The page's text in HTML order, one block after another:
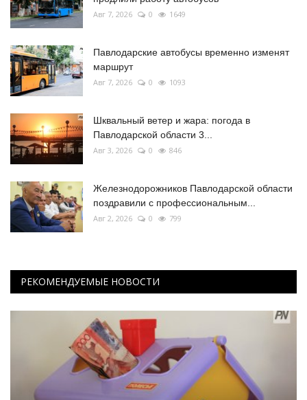
Авг 7, 2026 0 1649
Павлодарские автобусы временно изменят
маршрут
Авг 7, 2026 0 1093
Шквальный ветер и жара: погода в
Павлодарской области 3...
Авг 3, 2026 0 846
Железнодорожников Павлодарской области
поздравили с профессиональным...
Авг 2, 2026 0 799
РЕКОМЕНДУЕМЫЕ НОВОСТИ